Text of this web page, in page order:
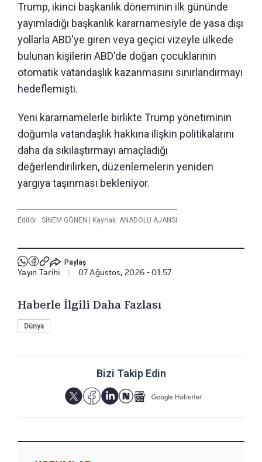
Trump, ikinci başkanlık döneminin ilk gününde
yayımladığı başkanlık kararnamesiyle de yasa dışı
yollarla ABD'ye giren veya geçici vizeyle ülkede
bulunan kişilerin ABD'de doğan çocuklarının
otomatik vatandaşlık kazanmasını sınırlandırmayı
hedeflemişti.
Yeni kararnamelerle birlikte Trump yönetiminin
doğumla vatandaşlık hakkına ilişkin politikalarını
daha da sıkılaştırmayı amaçladığı
değerlendirilirken, düzenlemelerin yeniden
yargıya taşınması bekleniyor.
Editör : SİNEM GÖNEN Kaynak: ANADOLU AJANSI
Paylaş
Yayın Tarihi 07 Ağustos, 2026 - 01:57
Haberle İlgili Daha Fazlası
Dünya
Bizi Takip Edin